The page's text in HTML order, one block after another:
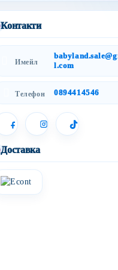
Контакти
Имейл
l.com
Телефон 0894414546
Доставка